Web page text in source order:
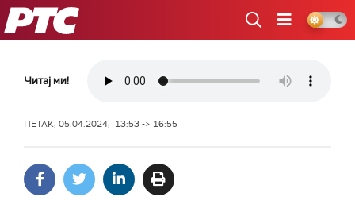
РТС
Читај ми!
ПЕТАК, 05.04.2024, 13:53 -> 16:55